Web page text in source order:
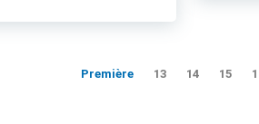
Première 13 14 15